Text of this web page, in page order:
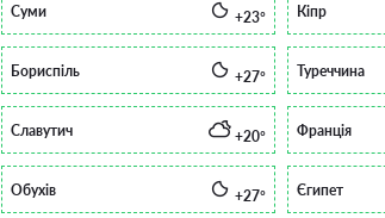
Суми +23°
Бориспіль +27°
Славутич +20°
Обухів +27°
Кіпр
Туреччина
Франція
Єгипет